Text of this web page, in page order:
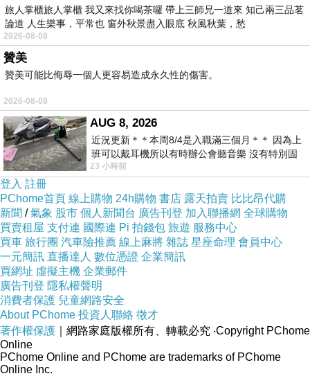
【iki2熱情西紅柿系列】
以荔枝紋路熱情紅真牛皮
搭配專屬iki2雙環LOGO鐵牌
兩側金屬環就像牽起兩顆心
引手上交錯的車線
象徵「撲通、撲通」的心跳
香檳橘內裡，並且盪漾出愛戀滋味...
iki2與妳相戀在這個季節！
旅人掌櫃旅人掌櫃 我又來找你喝茶囉 帶上三師兄一道來 知己兩三品茗
論道 人生樂事，平常也 窗外秋景盡入眼底 秋風秋葉，愁
2026-08-08
贊美
贊美可能比侮辱一個人更容易造成永久性的傷害。
2026-08-08
AUG 8, 2026
近況更新＊＊本周8/4是入職滿三個月＊＊ 因為上
班可以戴耳機所以有時辦公會聽音樂 沒有特別固
定哪天但就是一周某一天會固定聽'90
23 小時前
登入 註冊
PChome首頁 線上購物 24h購物 書店 露天拍賣 比比昂代購
新聞 /氣象 股市 個人新聞台 廣告刊登 加入聯播網 全球購物
買賣租屋 支付連 國際連 Pi 拍錢包 旅遊 服務中心
買車 旅行團 汽車險推薦 線上麻將 雜誌 星座命理 會員中心
一元簡訊 直播達人 數位憑證 企業簡訊
買網址 虛擬主機 企業郵件
廣告刊登 隱私權聲明
消費者保護 兒童網路安全
About PChome 投資人聯絡 徵才
著作權保護 ｜網路家庭版權所有、轉載必究 ‧Copyright PChome
Online
PChome Online and PChome are trademarks of PChome
Online Inc.